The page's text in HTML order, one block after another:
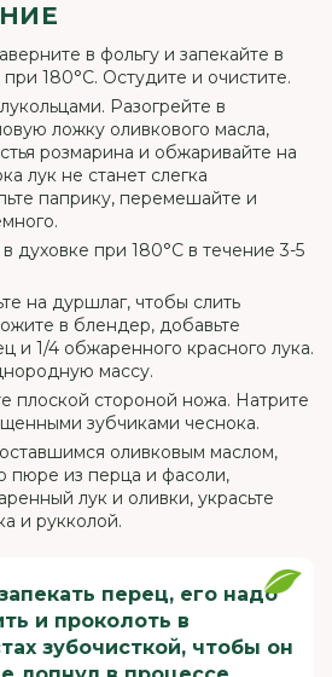
в фольгу и запекайте в
при 180°C. Остудите и очистите.
Разогрейте в
ложку оливкового масла,
розмарина и обжаривайте на
лук не станет слегка
паприку, перемешайте и
духовке при 180°C в течение 3-5
на дуршлаг, чтобы слить
в блендер, добавьте
и 1/4 обжаренного красного лука.
массу.
плоской стороной ножа. Натрите
зубчиками чеснока.
оливковым маслом,
пюре из перца и фасоли,
лук и оливки, украсьте
и рукколой.
перец, его надо
и проколоть в
зубочисткой, чтобы он